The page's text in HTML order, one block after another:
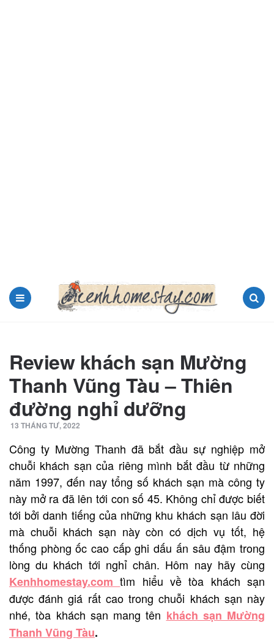
Review khách sạn Mường
Thanh Vũng Tàu – Thiên
đường nghỉ dưỡng
13 THÁNG TƯ, 2022
Công ty Mường Thanh đã bắt đầu sự nghiệp mở
chuỗi khách sạn của riêng mình bắt đầu từ những
năm 1997, đến nay tổng số khách sạn mà công ty
này mở ra đã lên tới con số 45. Không chỉ được biết
tới bởi danh tiếng của những khu khách sạn lâu đời
mà chuỗi khách sạn này còn có dịch vụ tốt, hệ
thống phòng ốc cao cấp ghi dấu ấn sâu đậm trong
lòng du khách tới nghỉ chân. Hôm nay hãy cùng
Kenhhomestay.comtìm hiểu về tòa khách sạn
được đánh giá rất cao trong chuỗi khách sạn này
nhé, tòa khách sạn mang tên khách sạn Mường
Thanh Vũng Tàu.